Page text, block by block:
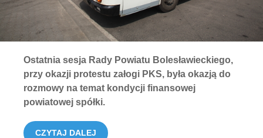
Ostatnia sesja Rady Powiatu Bolesławieckiego,
przy okazji protestu załogi PKS, była okazją do
rozmowy na temat kondycji finansowej
powiatowej spółki.
CZYTAJ DALEJ